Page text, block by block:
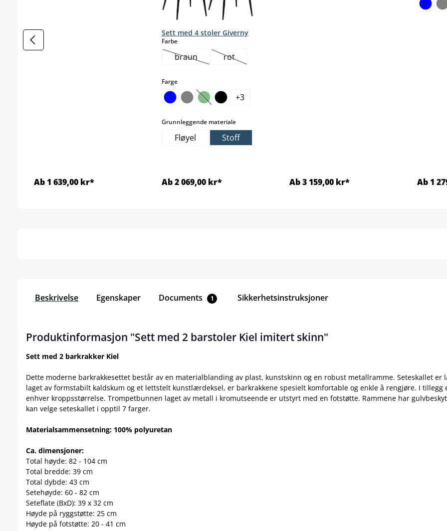
Ab 1 639,00 kr*
Sett med 4 stoler Giverny
Farbeselect
braun(Dette alternativet er foreløpig ikke tilgjengelig.)
rot(Dette alternativet er foreløpig ikke tilgjengelig.)
Fargeselect
(Dette alternativet er foreløpig ikke tilgjengelig.)
+3
Grunnleggende materialeselect
Fløyel Stoff
Ab 2 069,00 kr* Ab 3 159,00 kr* Ab 1
Beskrivelse Egenskaper Documents 1 Sikkerhetsinstruksjoner
Produktinformasjon "Sett med 2 barstoler Kiel imitert skinn"
Sett med 2 barkrakker Kiel
Dette moderne barkrakkesettet består av en materialblanding av plast, kunstskinn og en robust metallramme. Seteskallet
laget av formstabilt kaldskum og et lettstelt kunstlærdeksel, er barkrakkene spesielt komfortable og enkle å rengjøre. I tillegg
enhver kroppsstørrelse. Trompetbunnen laget av metall i kromutseende er utstyrt med en fotstøtte. Rammene har
kan velge seteskallet i opptil 7 farger.
Materialsammensetning: 100% polyuretan
Ca. dimensjoner:
Total høyde: 82 - 104 cm
Total bredde: 39 cm
Total dybde: 43 cm
Setehøyde: 60 - 82 cm
Seteflate (BxD): 39 x 32 cm
Høyde på ryggstøtte: 25 cm
Høyde på fotstøtte: 20 - 41 cm